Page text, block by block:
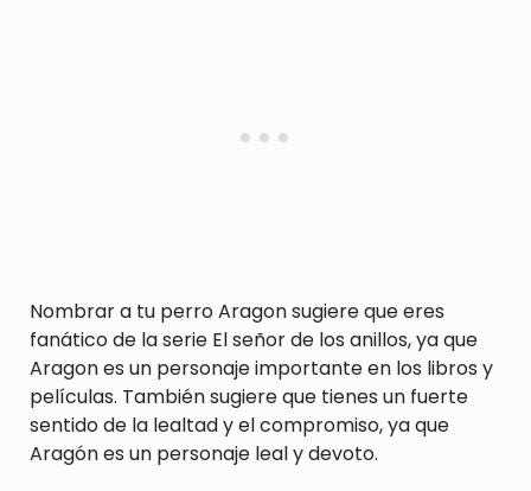
Nombrar a tu perro Aragon sugiere que eres
fanático de la serie El señor de los anillos, ya que
Aragon es un personaje importante en los libros y
películas. También sugiere que tienes un fuerte
sentido de la lealtad y el compromiso, ya que
Aragón es un personaje leal y devoto.